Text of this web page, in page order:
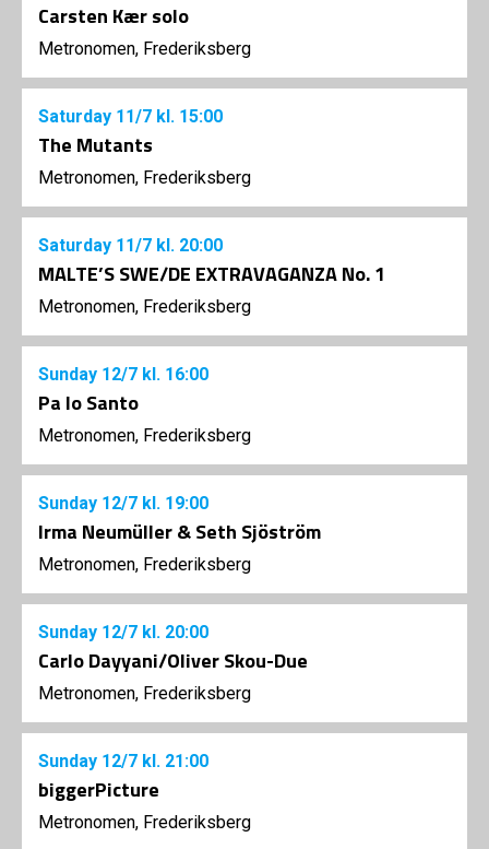
Carsten Kær solo
Metronomen, Frederiksberg
Saturday 11/7 kl. 15:00
The Mutants
Metronomen, Frederiksberg
Saturday 11/7 kl. 20:00
MALTE’S SWE/DE EXTRAVAGANZA No. 1
Metronomen, Frederiksberg
Sunday 12/7 kl. 16:00
Pa lo Santo
Metronomen, Frederiksberg
Sunday 12/7 kl. 19:00
Irma Neumüller & Seth Sjöström
Metronomen, Frederiksberg
Sunday 12/7 kl. 20:00
Carlo Dayyani/Oliver Skou-Due
Metronomen, Frederiksberg
Sunday 12/7 kl. 21:00
biggerPicture
Metronomen, Frederiksberg